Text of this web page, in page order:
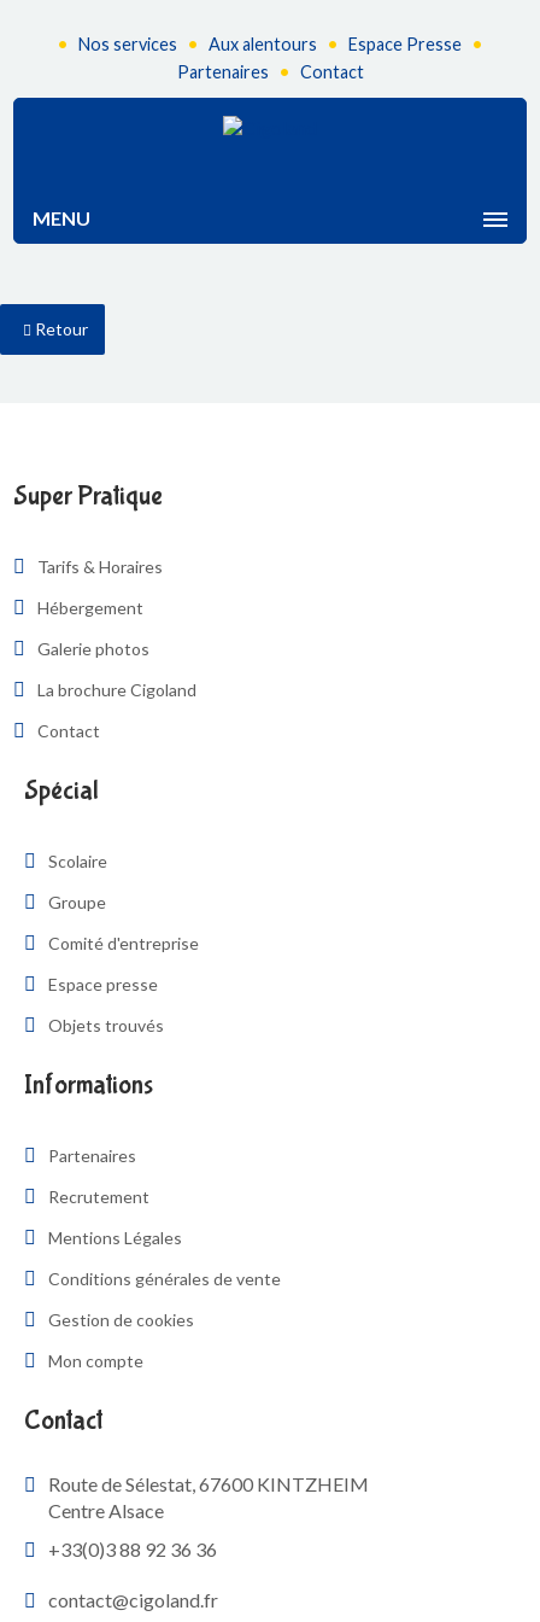
• Nos services • Aux alentours • Espace Presse •
Partenaires • Contact
MENU
Retour
Super Pratique
Tarifs & Horaires
Hébergement
Galerie photos
La brochure Cigoland
Contact
Spécial
Scolaire
Groupe
Comité d'entreprise
Espace presse
Objets trouvés
Informations
Partenaires
Recrutement
Mentions Légales
Conditions générales de vente
Gestion de cookies
Mon compte
Contact
Route de Sélestat, 67600 KINTZHEIM
Centre Alsace
+33(0)3 88 92 36 36
contact@cigoland.fr